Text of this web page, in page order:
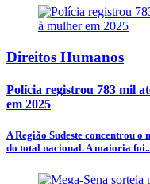
Direitos Humanos
Polícia registrou 783 mil
em 2025
A Região Sudeste concentrou
do total nacional. A maioria